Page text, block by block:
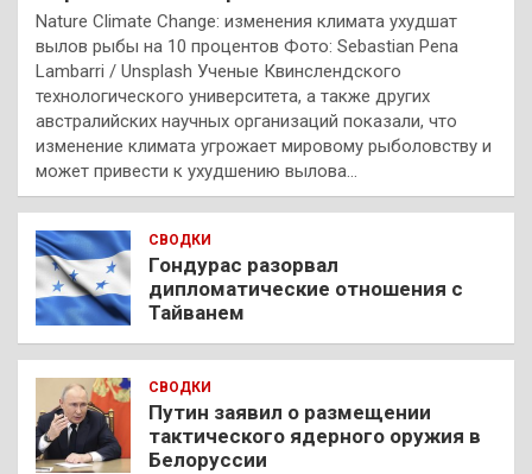
Nature Climate Change: изменения климата ухудшат
вылов рыбы на 10 процентов Фото: Sebastian Pena
Lambarri / Unsplash Ученые Квинслендского
технологического университета, а также других
австралийских научных организаций показали, что
изменение климата угрожает мировому рыболовству и
может привести к ухудшению вылова…
СВОДКИ
Гондурас разорвал
дипломатические отношения с
Тайванем
СВОДКИ
Путин заявил о размещении
тактического ядерного оружия в
Белоруссии